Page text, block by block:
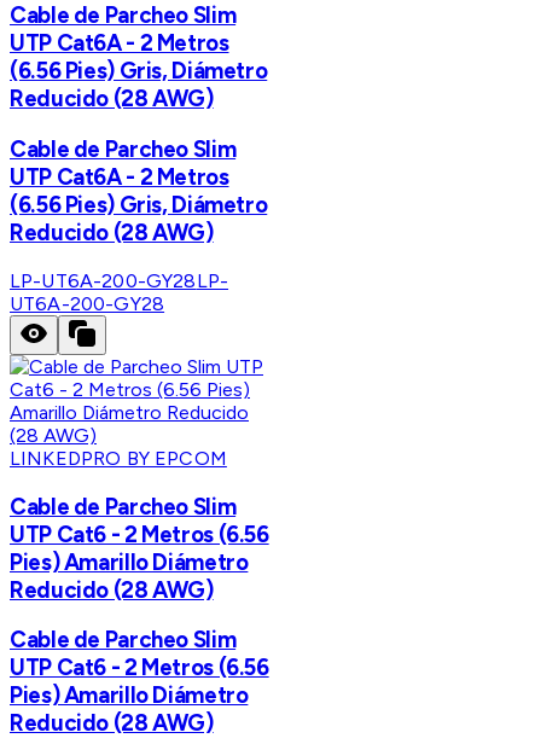
Cable de Parcheo Slim
UTP Cat6A - 2 Metros
(6.56 Pies) Gris, Diámetro
Reducido (28 AWG)
Cable de Parcheo Slim
UTP Cat6A - 2 Metros
(6.56 Pies) Gris, Diámetro
Reducido (28 AWG)
LP-UT6A-200-GY28LP-
UT6A-200-GY28
LINKEDPRO BY EPCOM
Cable de Parcheo Slim
UTP Cat6 - 2 Metros (6.56
Pies) Amarillo Diámetro
Reducido (28 AWG)
Cable de Parcheo Slim
UTP Cat6 - 2 Metros (6.56
Pies) Amarillo Diámetro
Reducido (28 AWG)